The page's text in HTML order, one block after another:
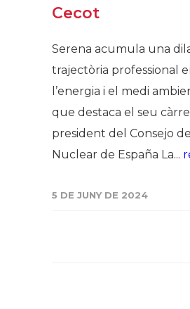
Cecot
Serena acumula una
trajectòria professional
l’energia i el medi
que destaca el seu
president del Consejo
Nuclear de España La...
5 DE JUNY DE 2024